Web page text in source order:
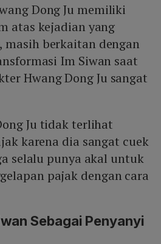
Dong Ju memiliki
atas kejadian yang
masih berkaitan dengan
Im Siwan saat
Hwang Dong Ju sangat
Ju tidak terlihat
karena dia sangat cuek
selalu punya akal untuk
pajak dengan cara
Sebagai Penyanyi